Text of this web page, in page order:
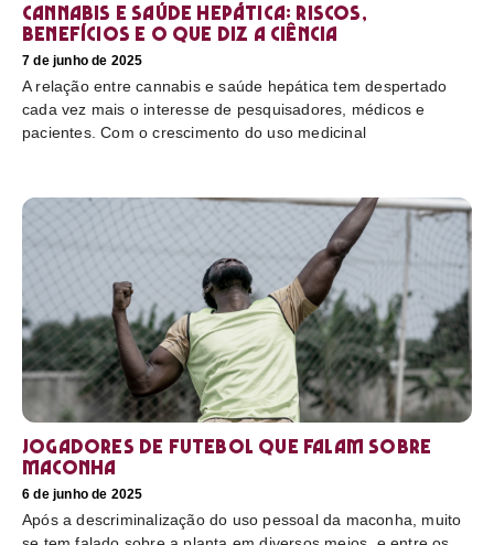
Cannabis e saúde hepática: riscos,
benefícios e o que diz a ciência
7 de junho de 2025
A relação entre cannabis e saúde hepática tem despertado
cada vez mais o interesse de pesquisadores, médicos e
pacientes. Com o crescimento do uso medicinal
Jogadores de futebol que falam sobre
maconha
6 de junho de 2025
Após a descriminalização do uso pessoal da maconha, muito